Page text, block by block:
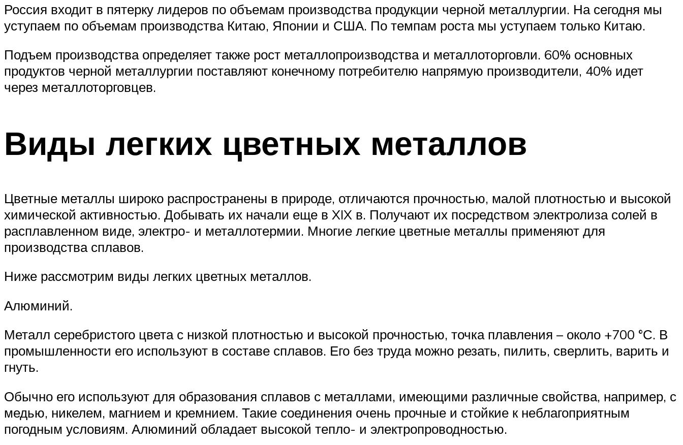
Россия входит в пятерку лидеров по объемам производства продукции черной металлургии. На сегодня мы
уступаем по объемам производства Китаю, Японии и США. По темпам роста мы уступаем только Китаю.
Подъем производства определяет также рост металлопроизводства и металлоторговли. 60% основных
продуктов черной металлургии поставляют конечному потребителю напрямую производители, 40% идет
через металлоторговцев.
Виды легких цветных металлов
Цветные металлы широко распространены в природе, отличаются прочностью, малой плотностью и высокой
химической активностью. Добывать их начали еще в XIX в. Получают их посредством электролиза солей в
расплавленном виде, электро- и металлотермии. Многие легкие цветные металлы применяют для
производства сплавов.
Ниже рассмотрим виды легких цветных металлов.
Алюминий.
Металл серебристого цвета с низкой плотностью и высокой прочностью, точка плавления – около +700 °С. В
промышленности его используют в составе сплавов. Его без труда можно резать, пилить, сверлить, варить и
гнуть.
Обычно его используют для образования сплавов с металлами, имеющими различные свойства, например, с
медью, никелем, магнием и кремнием. Такие соединения очень прочные и стойкие к неблагоприятным
погодным условиям. Алюминий обладает высокой тепло- и электропроводностью.